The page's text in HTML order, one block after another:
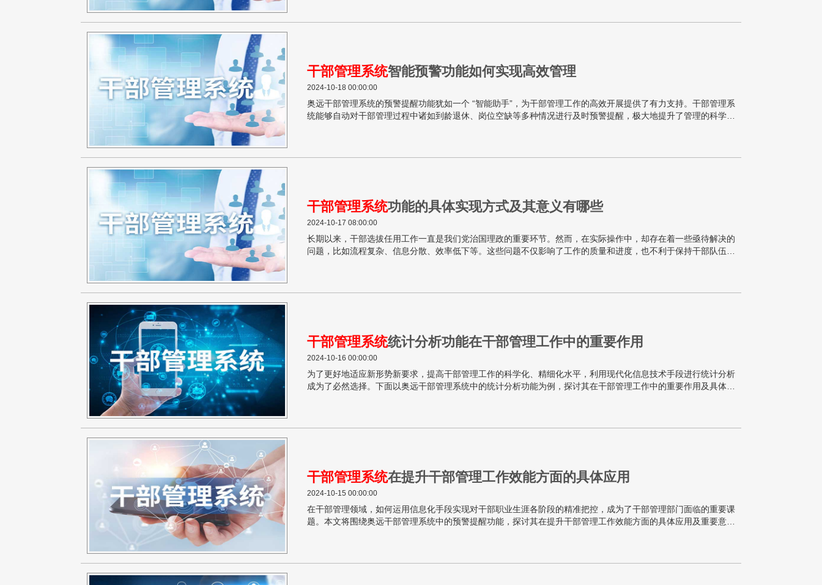
干部管理系统智能预警功能如何实现高效管理
2024-10-18 00:00:00
奥远干部管理系统的预警提醒功能犹如一个 “智能助手”，为干部管理工作的高效开展提供了有力支持。干部管理系
统能够自动对干部管理过程中诸如到龄退休、岗位空缺等多种情况进行及时预警提醒，极大地提升了管理的科学性
干部管理系统功能的具体实现方式及其意义有哪些
2024-10-17 08:00:00
长期以来，干部选拔任用工作一直是我们党治国理政的重要环节。然而，在实际操作中，却存在着一些亟待解决的
问题，比如流程复杂、信息分散、效率低下等。这些问题不仅影响了工作的质量和进度，也不利于保持干部队伍的
干部管理系统统计分析功能在干部管理工作中的重要作用
2024-10-16 00:00:00
为了更好地适应新形势新要求，提高干部管理工作的科学化、精细化水平，利用现代化信息技术手段进行统计分析
成为了必然选择。下面以奥远干部管理系统中的统计分析功能为例，探讨其在干部管理工作中的重要作用及具体应
干部管理系统在提升干部管理工作效能方面的具体应用
2024-10-15 00:00:00
在干部管理领域，如何运用信息化手段实现对干部职业生涯各阶段的精准把控，成为了干部管理部门面临的重要课
题。本文将围绕奥远干部管理系统中的预警提醒功能，探讨其在提升干部管理工作效能方面的具体应用及重要意